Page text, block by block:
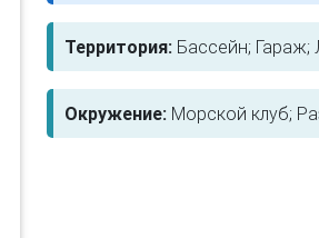
Территория: Бассейн; Гараж;
Окружение: Морской клуб;